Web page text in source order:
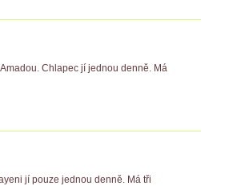
Chlapec jí jednou denně. Má
jí pouze jednou denně. Má tři